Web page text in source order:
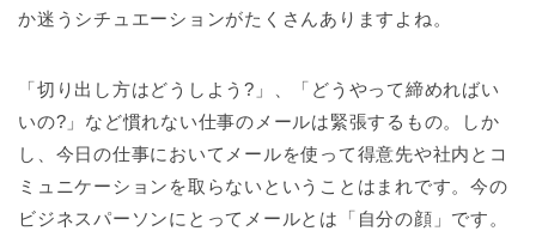
か迷うシチュエーションがたくさんありますよね。
「切り出し方はどうしよう?」、「どうやって締めればい
いの?」など慣れない仕事のメールは緊張するもの。しか
し、今日の仕事においてメールを使って得意先や社内とコ
ミュニケーションを取らないということはまれです。今の
ビジネスパーソンにとってメールとは「自分の顔」です。